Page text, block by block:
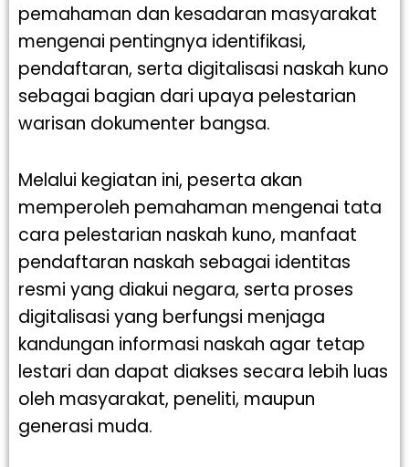
pemahaman dan kesadaran masyarakat
mengenai pentingnya identifikasi,
pendaftaran, serta digitalisasi naskah kuno
sebagai bagian dari upaya pelestarian
warisan dokumenter bangsa.
Melalui kegiatan ini, peserta akan
memperoleh pemahaman mengenai tata
cara pelestarian naskah kuno, manfaat
pendaftaran naskah sebagai identitas
resmi yang diakui negara, serta proses
digitalisasi yang berfungsi menjaga
kandungan informasi naskah agar tetap
lestari dan dapat diakses secara lebih luas
oleh masyarakat, peneliti, maupun
generasi muda.